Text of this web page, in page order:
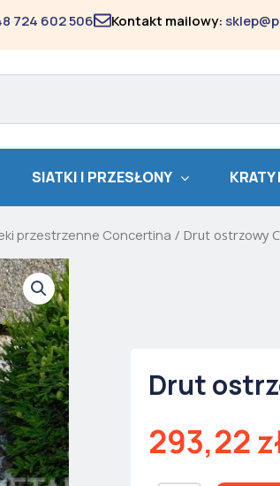
724 602 506 Kontakt mailowy:
SIATKI I PRZESŁONY KRATY
przestrzenne Concertina / Drut ostrzowy
Drut
293,22